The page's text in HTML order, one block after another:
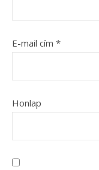
E-mail cím *
Honlap